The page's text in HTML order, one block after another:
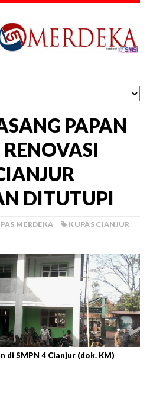
PAPAN
RENOVASI
DITUTUPI
MERDEKA
KUPAS CIANJUR
di SMPN 4 Cianjur (dok. KM)